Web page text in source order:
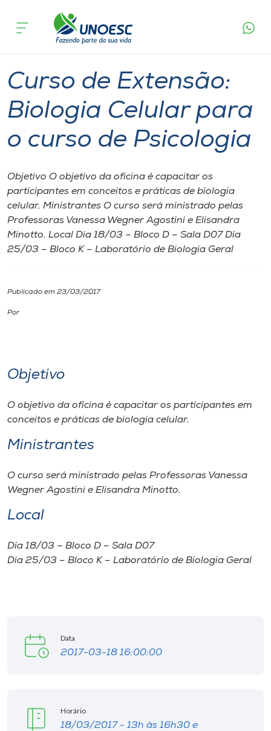
Cursos
Pesquisa
Atendimento ao Estudante
Portal de Ensino
A
Cultura
CPA
Biblioteca
Editora
Rádio
Museu
Selecione
acontece
Curso de Extensão:
Biologia Celular para
o curso de Psicologia
Objetivo O objetivo da oficina é capacitar os
participantes em conceitos e práticas de biologia
celular. Ministrantes O curso será ministrado pelas
Professoras Vanessa Wegner Agostini e Elisandra
Minotto. Local Dia 18/03 – Bloco D – Sala D07 Dia
25/03 – Bloco K – Laboratório de Biologia Geral
Publicado em 23/03/2017
Por
Objetivo
O objetivo da oficina é capacitar os participantes em
conceitos e práticas de biologia celular.
Ministrantes
O curso será ministrado pelas Professoras Vanessa
Wegner Agostini e Elisandra Minotto.
Local
Dia 18/03 – Bloco D – Sala D07
Dia 25/03 – Bloco K – Laboratório de Biologia Geral
Data
2017-03-18 16:00:00
Horário
18/03/2017 - 13h às 16h30 e